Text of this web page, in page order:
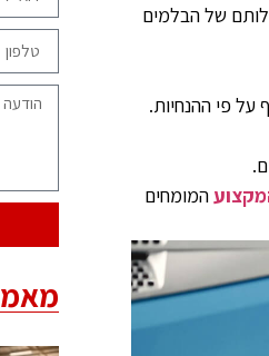
של הבלמים
פי ההנחיות.
המומחים